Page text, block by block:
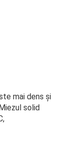
mai dens și
solid